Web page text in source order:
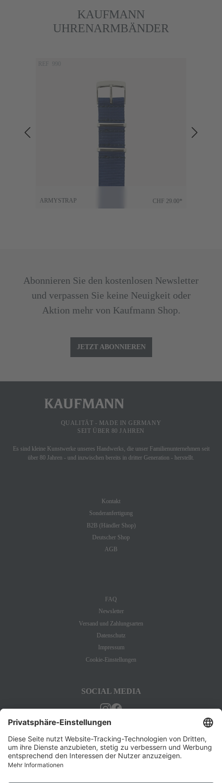
KAUFMANN
UHRENARMBÄNDER
Produktgalerie überspringen
REF 990
ARMYSTRAP CHF 29.00*
Abonnieren Sie den kostenlosen Newsletter
und verpassen Sie keine Neuigkeit oder
Aktion mehr von Kaufmann Shop.
JETZT ABONNIEREN
QUALITÄT - MADE IN GERMANY
SEIT ÜBER 80 JAHREN
Es sind kleine Kunstwerke unseres Handwerks, die unser Familienunternehmen seit
über 80 Jahren - und inzwischen bereits in dritter Generation - herstellt.
Kontakt
Sonderanfertigung
B2B (Händler Shop)
Deutscher Shop
AGB
FAQ
Newsletter
Versand und Zahlungsarten
Datenschutz
Impressum
Cookie-Einstellungen
SOCIAL MEDIA